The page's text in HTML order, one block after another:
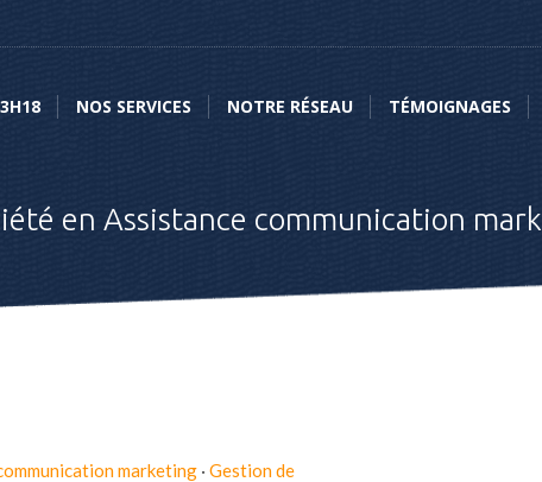
NOS SERVICES NOTRE RÉSEAU TÉMOIGNAGES
en Assistance communication
marketing · Gestion de
NOS SERVICES NOTRE RÉSEAU TÉMOIGNAGES